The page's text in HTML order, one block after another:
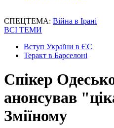
СПЕЦТЕМА: Війна в Ірані
ВСІ ТЕМИ
Вступ України в ЄС
Теракт в Барселоні
Спікер
анонсував
Зміїному